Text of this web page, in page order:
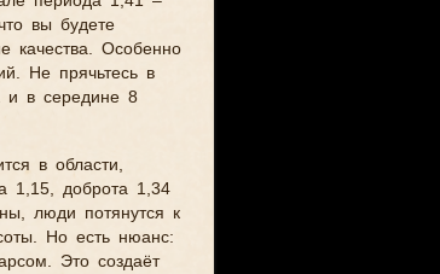
вы будете
качества. Особенно
Не прячьтесь в
и в середине 8
в области,
1,15, доброта 1,34
люди потянутся к
Но есть нюанс:
Это создаёт